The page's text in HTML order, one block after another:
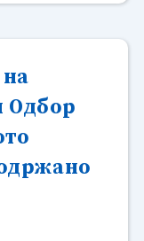
Одбор